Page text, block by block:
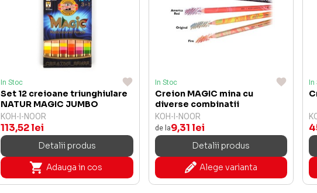
In Stoc
Set 12 creioane triunghiulare
NATUR MAGIC JUMBO
KOH-I-NOOR
113,52 lei
Detalii produs
Adauga in cos
In Stoc
Creion MAGIC mina cu
diverse combinatii
KOH-I-NOOR
de la9,31 lei
Detalii produs
Alege varianta
In